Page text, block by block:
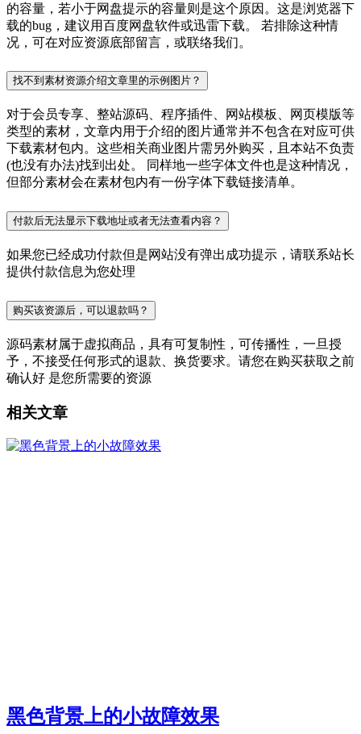
的容量，若小于网盘提示的容量则是这个原因。这是浏览器下
载的bug，建议用百度网盘软件或迅雷下载。 若排除这种情
况，可在对应资源底部留言，或联络我们。
找不到素材资源介绍文章里的示例图片？
对于会员专享、整站源码、程序插件、网站模板、网页模版等
类型的素材，文章内用于介绍的图片通常并不包含在对应可供
下载素材包内。这些相关商业图片需另外购买，且本站不负责
(也没有办法)找到出处。 同样地一些字体文件也是这种情况，
但部分素材会在素材包内有一份字体下载链接清单。
付款后无法显示下载地址或者无法查看内容？
如果您已经成功付款但是网站没有弹出成功提示，请联系站长
提供付款信息为您处理
购买该资源后，可以退款吗？
源码素材属于虚拟商品，具有可复制性，可传播性，一旦授
予，不接受任何形式的退款、换货要求。请您在购买获取之前
确认好 是您所需要的资源
相关文章
黑色背景上的小故障效果